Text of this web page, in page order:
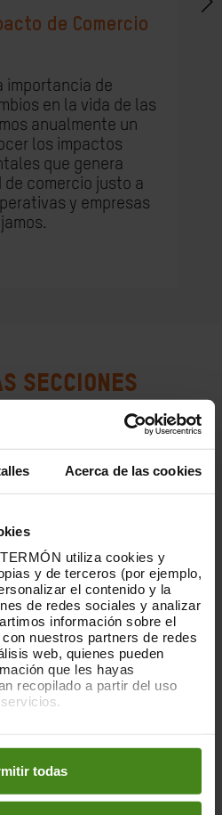
Acerca de las cookies
utiliza cookies y
y de terceros (por ejemplo,
el contenido y la
de redes sociales y analizar
información sobre el
nuestros partners de redes
web, quienes pueden
que les hayas
recopilado a partir del uso
a nuestraPolítica de Cookieso
continuación:
todas
de Comercio
importancia de
en la vida de las
anualmente un
los impactos
que genera
comercio justo a
y empresas
SECCIONES
directa del